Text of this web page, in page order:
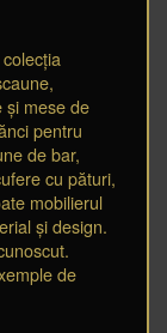
și mese de
pentru
de bar,
cu pături,
mobilierul
și design.
de